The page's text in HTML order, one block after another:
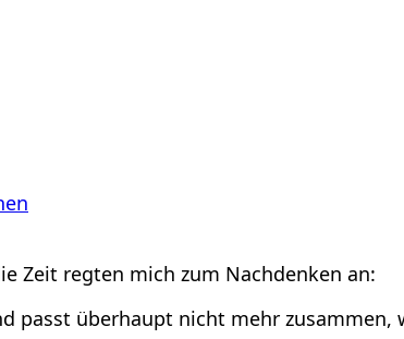
Zeit regten mich zum Nachdenken an:
passt überhaupt nicht mehr zusammen,